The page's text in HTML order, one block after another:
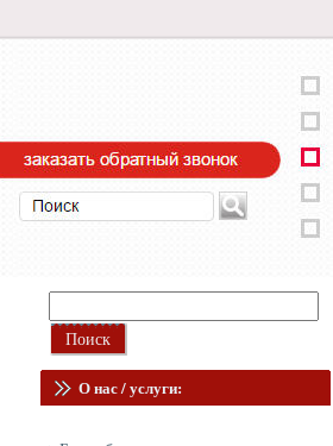
О нас / услуги: